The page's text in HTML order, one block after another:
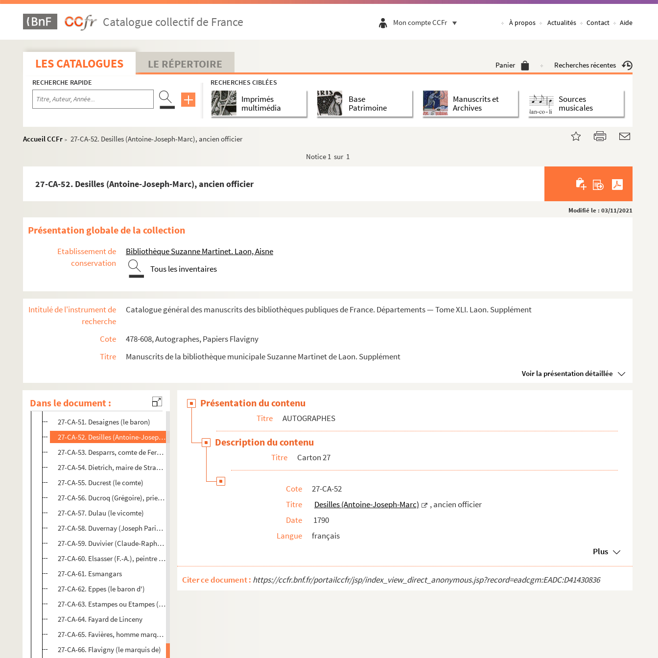
Catalogue collectif de France Mon compte CCFr À propos Actualités Contact Aide
LES CATALOGUES LE RÉPERTOIRE Panier Recherches récentes
RECHERCHE RAPIDE RECHERCHES CIBLÉES
Imprimés
multimédia
Base
Patrimoine
Manuscrits et
Archives
Sources
musicales
Accueil CCFr > 27-CA-52. Desilles (Antoine-Joseph-Marc), ancien officier
Notice 1 sur 1
27-CA-52. Desilles (Antoine-Joseph-Marc), ancien officier
Modifié le : 03/11/2021
Présentation globale de la collection
Etablissement de
conservation
Bibliothèque Suzanne Martinet. Laon, Aisne
Tous les inventaires
Intitulé de l'instrument de
recherche
Catalogue général des manuscrits des bibliothèques publiques de France. Départements — Tome XLI. Laon. Supplément
Cote
478-608, Autographes, Papiers Flavigny
Titre
Manuscrits de la bibliothèque municipale Suzanne Martinet de Laon. Supplément
Voir la présentation détaillée
Dans le document :
27-CA-26. Broglie (le prince Charles-Victor de)
27-CA-27. Bottiger, secrétaire de district
27-CA-28. Brion (l'amiral de),
Chabot (Philippe de)
27-CA-29. Brissac (le comte de)voyezCossé
27-CA-30. Brocheton, intendant
27-CA-31. Colonna d'Istria, procureur général en Corse
27-CA-32. Caraman, prince de Chimay (le marquis de)
27-CA-36. Coigny (Auguste-Gabriel de Franquetot, comte de), général
27-CA-39. Cromot de Fougy, maître des requêtes
27-CA-41. Courval (le vicomte de)
27-CA-42. Damas (Étienne-Charles, duc de)
27-CA-44. Deberge
27-CA-45. Charlevoix (le P.), jésuite
27-CA-47 bis. Dunez (F.-F.), sous-préfet de Saint-Quentin
27-CA-49. Denoue ou de Noue (comtesse), née Puységur
27-CA-50. Denoue de la Glanche, vicomte de Suzy
27-CA-51. Desaignes (le baron)
27-CA-52. Desilles (Antoine-Joseph-Marc), ancien officier
27-CA-53. Desparrs, comte de Fersen
27-CA-54. Dietrich, maire de Strasbourg
27-CA-55. Ducrest (le comte)
27-CA-56. Ducroq (Grégoire), prieur de Dilo, prémontré
27-CA-57. Dulau (le vicomte)
27-CA-58. Duvernay (Joseph Paris), financier
27-CA-59. Duvivier (Claude-Raphaël), ingénieur
27-CA-60. Elsasser (F.-A.), peintre allemand
27-CA-61. Esmangars
27-CA-62. Eppes (le baron d')
27-CA-63. Estampes ou Etampes (Charles, marquis d')
27-CA-64. Fayard de Linceny
27-CA-65. Favières, homme marquant dans la querelle de Jansenius
27-CA-66. Flavigny (le marquis de)
Présentation du contenu
Titre AUTOGRAPHES
Description du contenu
Titre Carton 27
Cote
27-CA-52
Titre
Desilles (Antoine-Joseph-Marc)
, ancien officier
Date
1790
Langue
français
Plus
Citer ce document : https://ccfr.bnf.fr/portailccfr/jsp/index_view_direct_anonymous.jsp?record=eadcgm:EADC:D41430836